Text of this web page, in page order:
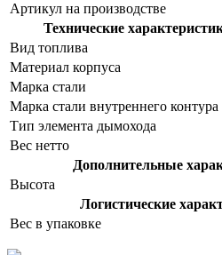
Артикул на производстве
Технические
Вид топлива
Материал корпуса
Марка стали
Марка стали внутреннего контура
Тип элемента дымохода
Вес нетто
Дополнительные
Высота
Логистические
Вес в упаковке